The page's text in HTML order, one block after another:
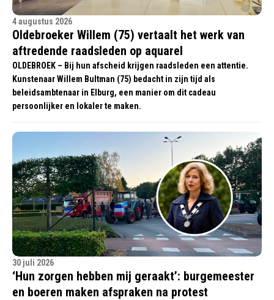
4 augustus 2026
Oldebroeker Willem (75) vertaalt het werk van
aftredende raadsleden op aquarel
OLDEBROEK – Bij hun afscheid krijgen raadsleden een attentie.
Kunstenaar Willem Bultman (75) bedacht in zijn tijd als
beleidsambtenaar in Elburg, een manier om dit cadeau
persoonlijker en lokaler te maken.
30 juli 2026
‘Hun zorgen hebben mij geraakt’: burgemeester
en boeren maken afspraken na protest